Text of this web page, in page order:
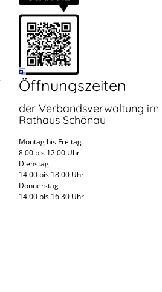
Öffnungszeiten
der Verbandsverwaltung im
Rathaus Schönau
Montag bis Freitag
8.00 bis 12.00 Uhr
Dienstag
14.00 bis 18.00 Uhr
Donnerstag
14.00 bis 16.30 Uhr